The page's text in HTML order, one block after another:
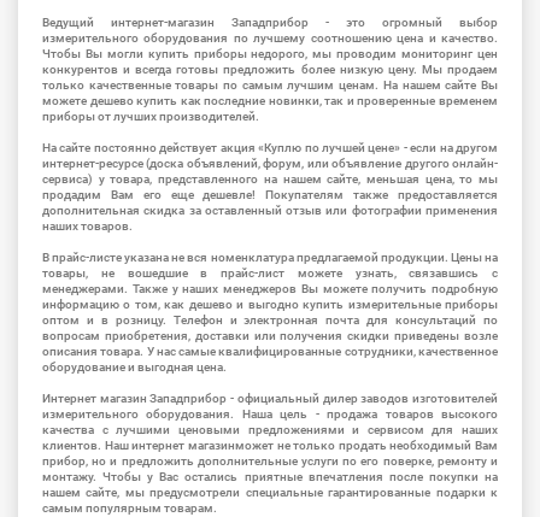
Ведущий интернет-магазин Западприбор - это огромный выбор
измерительного оборудования по лучшему соотношению цена и качество.
Чтобы Вы могли купить приборы недорого, мы проводим мониторинг цен
конкурентов и всегда готовы предложить более низкую цену. Мы продаем
только качественные товары по самым лучшим ценам. На нашем сайте Вы
можете дешево купить как последние новинки, так и проверенные временем
приборы от лучших производителей.
На сайте постоянно действует акция «Куплю по лучшей цене» - если на другом
интернет-ресурсе (доска объявлений, форум, или объявление другого онлайн-
сервиса) у товара, представленного на нашем сайте, меньшая цена, то мы
продадим Вам его еще дешевле! Покупателям также предоставляется
дополнительная скидка за оставленный отзыв или фотографии применения
наших товаров.
В прайс-листе указана не вся номенклатура предлагаемой продукции. Цены на
товары, не вошедшие в прайс-лист можете узнать, связавшись с
менеджерами. Также у наших менеджеров Вы можете получить подробную
информацию о том, как дешево и выгодно купить измерительные приборы
оптом и в розницу. Телефон и электронная почта для консультаций по
вопросам приобретения, доставки или получения скидки приведены возле
описания товара. У нас самые квалифицированные сотрудники, качественное
оборудование и выгодная цена.
Интернет магазин Западприбор - официальный дилер заводов изготовителей
измерительного оборудования. Наша цель - продажа товаров высокого
качества с лучшими ценовыми предложениями и сервисом для наших
клиентов. Наш интернет магазинможет не только продать необходимый Вам
прибор, но и предложить дополнительные услуги по его поверке, ремонту и
монтажу. Чтобы у Вас остались приятные впечатления после покупки на
нашем сайте, мы предусмотрели специальные гарантированные подарки к
самым популярным товарам.